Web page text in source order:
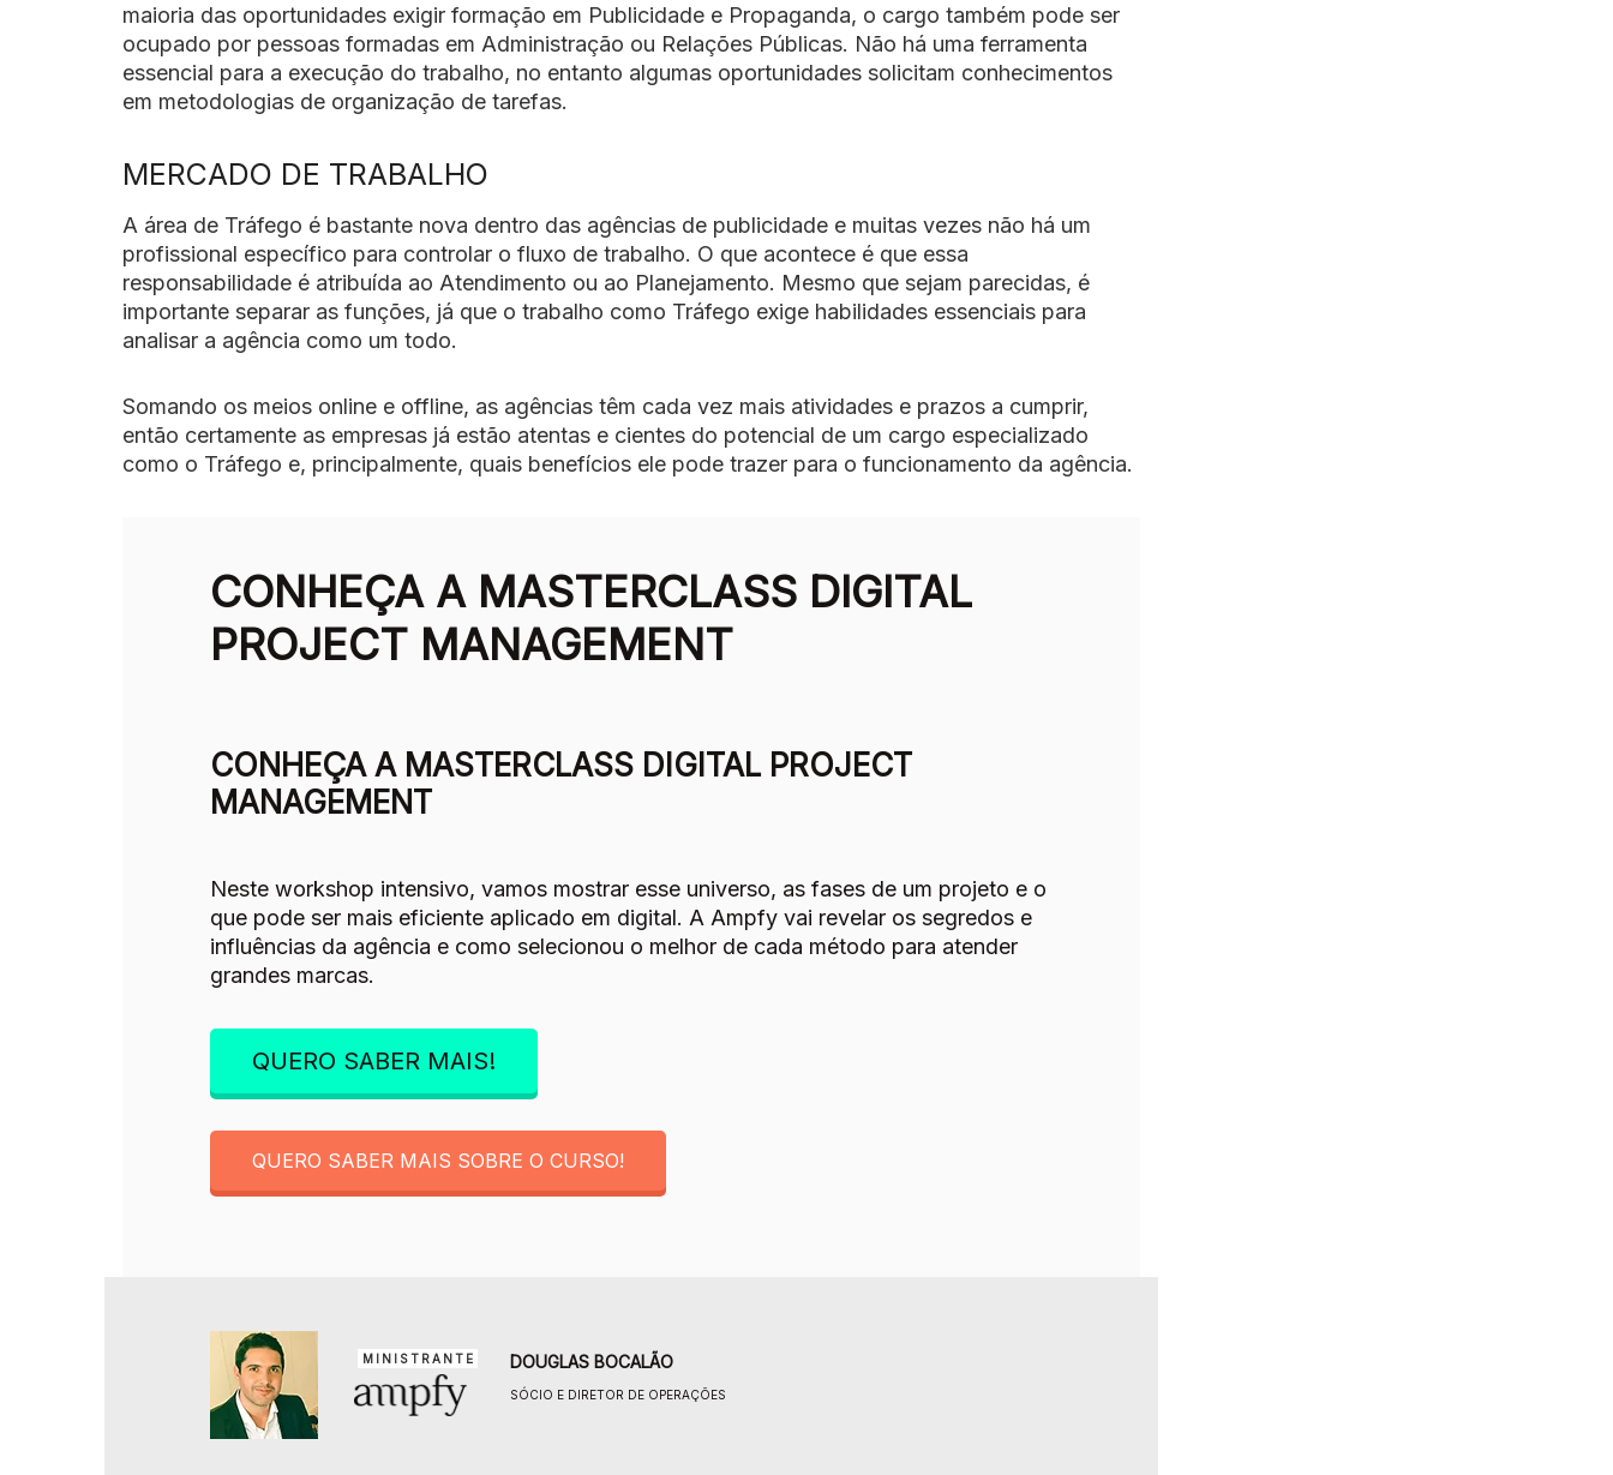
maioria das oportunidades exigir formação em Publicidade e Propaganda, o cargo também pode ser
ocupado por pessoas formadas em Administração ou Relações Públicas. Não há uma ferramenta
essencial para a execução do trabalho, no entanto algumas oportunidades solicitam conhecimentos
em metodologias de organização de tarefas.
MERCADO DE TRABALHO
A área de Tráfego é bastante nova dentro das agências de publicidade e muitas vezes não há um
profissional específico para controlar o fluxo de trabalho. O que acontece é que essa
responsabilidade é atribuída ao Atendimento ou ao Planejamento. Mesmo que sejam parecidas, é
importante separar as funções, já que o trabalho como Tráfego exige habilidades essenciais para
analisar a agência como um todo.
Somando os meios online e offline, as agências têm cada vez mais atividades e prazos a cumprir,
então certamente as empresas já estão atentas e cientes do potencial de um cargo especializado
como o Tráfego e, principalmente, quais benefícios ele pode trazer para o funcionamento da agência.
CONHEÇA A MASTERCLASS DIGITAL
PROJECT MANAGEMENT
CONHEÇA A MASTERCLASS DIGITAL PROJECT
MANAGEMENT
Neste workshop intensivo, vamos mostrar esse universo, as fases de um projeto e o
que pode ser mais eficiente aplicado em digital. A Ampfy vai revelar os segredos e
influências da agência e como selecionou o melhor de cada método para atender
grandes marcas.
QUERO SABER MAIS!
QUERO SABER MAIS SOBRE O CURSO!
MINISTRANTE DOUGLAS BOCALÃO
SÓCIO E DIRETOR DE OPERAÇÕES